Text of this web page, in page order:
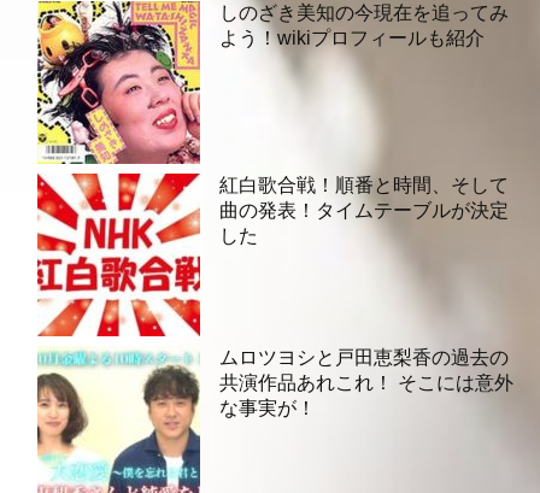
しのざき美知の今現在を追ってみ
よう！wikiプロフィールも紹介
紅白歌合戦！順番と時間、そして
曲の発表！タイムテーブルが決定
した
ムロツヨシと戸田恵梨香の過去の
共演作品あれこれ！ そこには意外
な事実が！